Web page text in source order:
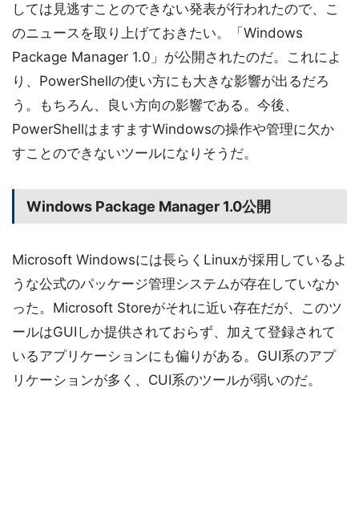
しては見逃すことのできない発表が行われたので、こ
のニュースを取り上げておきたい。「Windows
Package Manager 1.0」が公開されたのだ。これによ
り、PowerShellの使い方にも大きな影響が出るだろ
う。もちろん、良い方向の影響である。今後、
PowerShellはますますWindowsの操作や管理に欠か
すことのできないツールになりそうだ。
Windows Package Manager 1.0公開
Microsoft Windowsには長らくLinuxが採用しているよ
うな公式のパッケージ管理システムが存在していなか
った。Microsoft Storeがそれに近い存在だが、このツ
ールはGUIしか提供されておらず、加えて登録されて
いるアプリケーションにも偏りがある。GUI系のアプ
リケーションが多く、CUI系のツールが弱いのだ。